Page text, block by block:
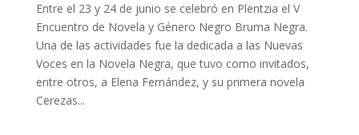
Entre el 23 y 24 de junio se celebró en Plentzia el V
Encuentro de Novela y Género Negro Bruma Negra.
Una de las actividades fue la dedicada a las Nuevas
Voces en la Novela Negra, que tuvo como invitados,
entre otros, a Elena Fernández, y su primera novela
Cerezas...